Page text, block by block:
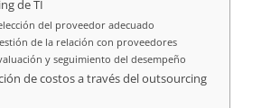
de TI
del proveedor adecuado
de la relación con proveedores
y seguimiento del desempeño
de costos a través del outsourcing